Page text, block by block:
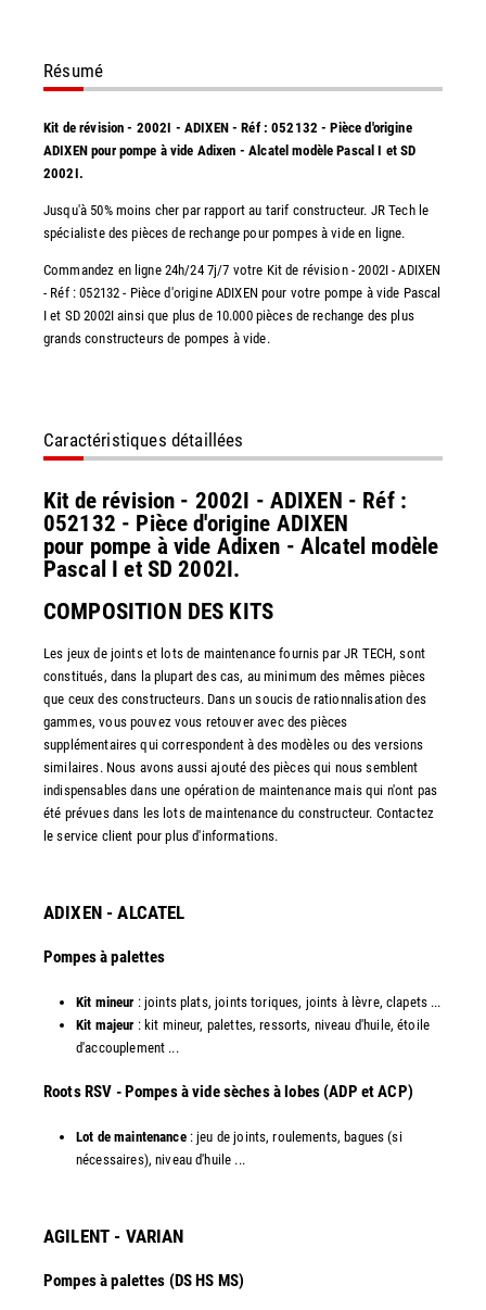
Résumé
Kit de révision - 2002I - ADIXEN - Réf : 052132 - Pièce d'origine
ADIXEN pour pompe à vide Adixen - Alcatel modèle Pascal I et SD
2002I.
Jusqu'à 50% moins cher par rapport au tarif constructeur. JR Tech le
spécialiste des pièces de rechange pour pompes à vide en ligne.
Commandez en ligne 24h/24 7j/7 votre Kit de révision - 2002I - ADIXEN
- Réf : 052132 - Pièce d'origine ADIXEN pour votre pompe à vide Pascal
I et SD 2002I ainsi que plus de 10.000 pièces de rechange des plus
grands constructeurs de pompes à vide.
Caractéristiques détaillées
Kit de révision - 2002I - ADIXEN - Réf :
052132 - Pièce d'origine ADIXEN
pour pompe à vide Adixen - Alcatel modèle
Pascal I et SD 2002I.
COMPOSITION DES KITS
Les jeux de joints et lots de maintenance fournis par JR TECH, sont
constitués, dans la plupart des cas, au minimum des mêmes pièces
que ceux des constructeurs. Dans un soucis de rationnalisation des
gammes, vous pouvez vous retouver avec des pièces
supplémentaires qui correspondent à des modèles ou des versions
similaires. Nous avons aussi ajouté des pièces qui nous semblent
indispensables dans une opération de maintenance mais qui n'ont pas
été prévues dans les lots de maintenance du constructeur. Contactez
le service client pour plus d'informations.
ADIXEN - ALCATEL
Pompes à palettes
Kit mineur : joints plats, joints toriques, joints à lèvre, clapets ...
Kit majeur : kit mineur, palettes, ressorts, niveau d'huile, étoile
d'accouplement ...​
​Roots RSV - Pompes à vide sèches à lobes (ADP et ACP)
Lot de maintenance: jeu de joints, roulements, bagues (si
nécessaires), niveau d'huile ...​
AGILENT - VARIAN
Pompes à palettes (DS HS MS)